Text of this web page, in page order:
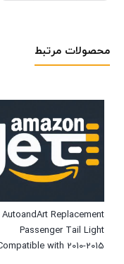
محصولات مرتبط
AutoandArt Replacement
Passenger Tail Light
with 2010-2015